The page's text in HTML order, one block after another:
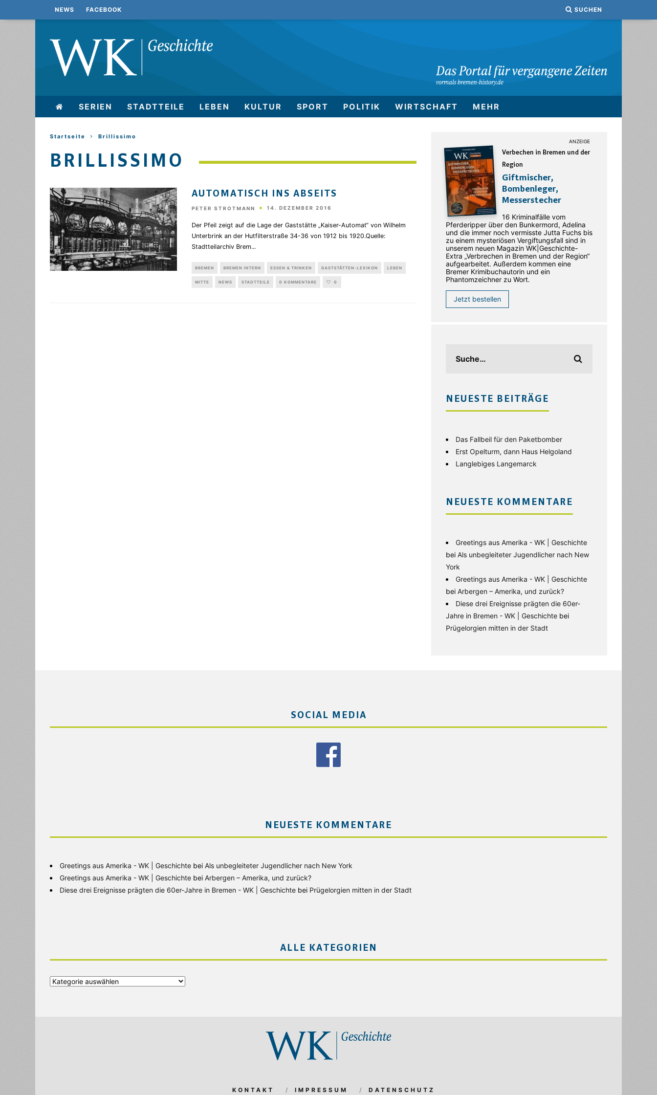
NEWS FACEBOOK SUCHEN
SERIEN STADTTEILE LEBEN KULTUR SPORT POLITIK WIRTSCHAFT MEHR
Startseite Brillissimo
BRILLISSIMO
AUTOMATISCH INS ABSEITS
PETER STROTMANN 14. DEZEMBER 2016
Der Pfeil zeigt auf die Lage der Gaststätte „Kaiser-Automat“ von Wilhelm
Unterbrink an der Hutfilterstraße 34-36 von 1912 bis 1920.Quelle:
Stadtteilarchiv Brem...
BREMEN BREMEN INTERN ESSEN & TRINKEN GASTSTÄTTEN-LEXIKON LEBEN
MITTE NEWS STADTTEILE 0 KOMMENTARE 0
Verbechen in Bremen und der
Region
Giftmischer,
Bombenleger,
Messerstecher
16 Kriminalfälle vom
Pferderipper über den Bunkermord, Adelina
und die immer noch vermisste Jutta Fuchs bis
zu einem mysteriösen Vergiftungsfall sind in
unserem neuen Magazin WK|Geschichte-
Extra „Verbrechen in Bremen und der Region“
aufgearbeitet. Außerdem kommen eine
Bremer Krimibuchautorin und ein
Phantomzeichner zu Wort.
Jetzt bestellen
NEUESTE BEITRÄGE
Das Fallbeil für den Paketbomber
Erst Opelturm, dann Haus Helgoland
Langlebiges Langemarck
NEUESTE KOMMENTARE
Greetings aus Amerika - WK | Geschichte
bei Als unbegleiteter Jugendlicher nach New
York
Greetings aus Amerika - WK | Geschichte
bei Arbergen – Amerika, und zurück?
Diese drei Ereignisse prägten die 60er-
Jahre in Bremen - WK | Geschichte bei
Prügelorgien mitten in der Stadt
SOCIAL MEDIA
NEUESTE KOMMENTARE
Greetings aus Amerika - WK | Geschichte bei Als unbegleiteter Jugendlicher nach New York
Greetings aus Amerika - WK | Geschichte bei Arbergen – Amerika, und zurück?
Diese drei Ereignisse prägten die 60er-Jahre in Bremen - WK | Geschichte bei Prügelorgien mitten in der Stadt
ALLE KATEGORIEN
Alle
KONTAKT IMPRESSUM DATENSCHUTZ